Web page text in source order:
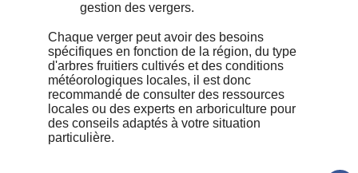
gestion des vergers.
Chaque verger peut avoir des besoins
spécifiques en fonction de la région, du type
d'arbres fruitiers cultivés et des conditions
météorologiques locales, il est donc
recommandé de consulter des ressources
locales ou des experts en arboriculture pour
des conseils adaptés à votre situation
particulière.